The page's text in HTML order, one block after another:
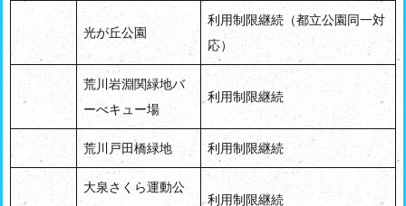
光が丘公園
利用制限継続（都立公園同一対
応）
荒川岩淵関緑地バ
ーべキュー場
利用制限継続
荒川戸田橋緑地 利用制限継続
大泉さくら運動公
利用制限継続